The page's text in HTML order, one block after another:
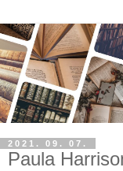
2021. 09. 07.
Paula